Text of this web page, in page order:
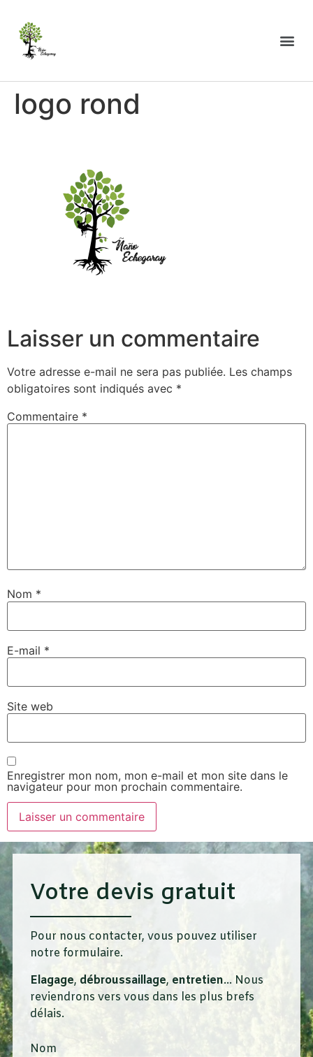
logo rond
Laisser un commentaire
Votre adresse e-mail ne sera pas publiée. Les champs
obligatoires sont indiqués avec *
Commentaire *
Nom *
E-mail *
Site web
Enregistrer mon nom, mon e-mail et mon site dans le
navigateur pour mon prochain commentaire.
Votre devis gratuit
Pour nous contacter, vous pouvez utiliser
notre formulaire.
Elagage, débroussaillage, entretien… Nous
reviendrons vers vous dans les plus brefs
délais.
Nom